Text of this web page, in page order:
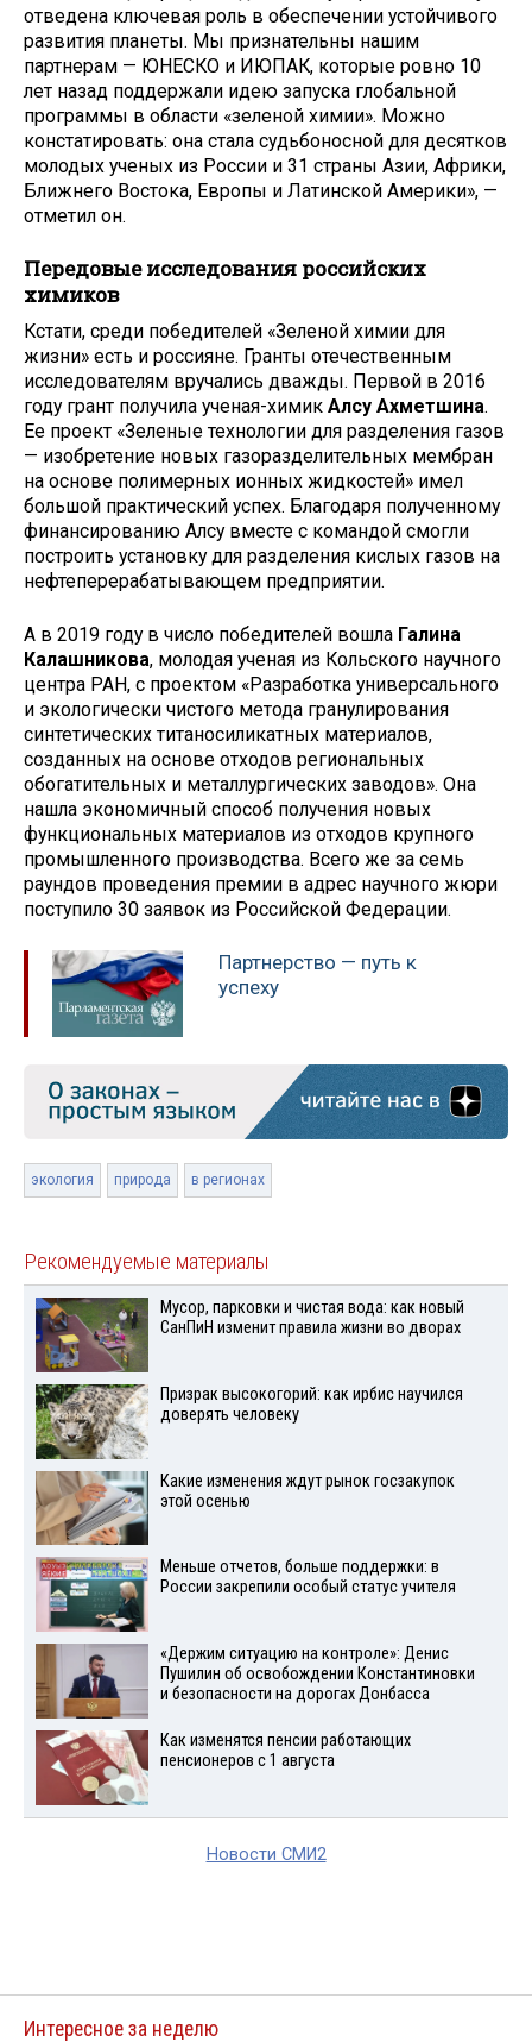
отведена ключевая роль в обеспечении устойчивого
развития планеты. Мы признательны нашим
партнерам — ЮНЕСКО и ИЮПАК, которые ровно 10
лет назад поддержали идею запуска глобальной
программы в области «зеленой химии». Можно
констатировать: она стала судьбоносной для десятков
молодых ученых из России и 31 страны Азии, Африки,
Ближнего Востока, Европы и Латинской Америки», —
отметил он.
Передовые исследования российских
химиков
Кстати, среди победителей «Зеленой химии для
жизни» есть и россияне. Гранты отечественным
исследователям вручались дважды. Первой в 2016
году грант получила ученая-химик Алсу Ахметшина.
Ее проект «Зеленые технологии для разделения газов
— изобретение новых газоразделительных мембран
на основе полимерных ионных жидкостей» имел
большой практический успех. Благодаря полученному
финансированию Алсу вместе с командой смогли
построить установку для разделения кислых газов на
нефтеперерабатывающем предприятии.
А в 2019 году в число победителей вошла Галина
Калашникова, молодая ученая из Кольского научного
центра РАН, с проектом «Разработка универсального
и экологически чистого метода гранулирования
синтетических титаносиликатных материалов,
созданных на основе отходов региональных
обогатительных и металлургических заводов». Она
нашла экономичный способ получения новых
функциональных материалов из отходов крупного
промышленного производства. Всего же за семь
раундов проведения премии в адрес научного жюри
поступило 30 заявок из Российской Федерации.
Партнерство — путь к
успеху
экология природа в регионах
Рекомендуемые материалы
Мусор, парковки и чистая вода: как новый
СанПиН изменит правила жизни во дворах
Призрак высокогорий: как ирбис научился
доверять человеку
Какие изменения ждут рынок госзакупок
этой осенью
Меньше отчетов, больше поддержки: в
России закрепили особый статус учителя
«Держим ситуацию на контроле»: Денис
Пушилин об освобождении Константиновки
и безопасности на дорогах Донбасса
Как изменятся пенсии работающих
пенсионеров с 1 августа
Новости СМИ2
Интересное за неделю